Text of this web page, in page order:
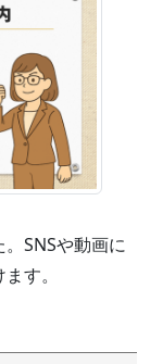
SNSや動画に
す。